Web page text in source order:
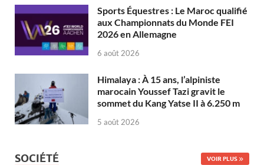
Sports Équestres : Le Maroc qualifié
aux Championnats du Monde FEI
2026 en Allemagne
6 août 2026
Himalaya : À 15 ans, l’alpiniste
marocain Youssef Tazi gravit le
sommet du Kang Yatse II à 6.250 m
5 août 2026
SOCIÉTÉ VOIR PLUS